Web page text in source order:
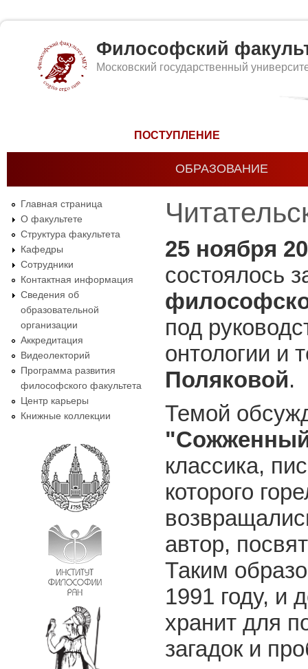
Философский
Московский государственный
ПОСТУПЛЕНИЕ
ОБРАЗОВАНИЕ
Главная страница
О факультете
Структура факультета
Кафедры
Сотрудники
Контактная информация
Сведения об
образовательной
организации
Аккредитация
Видеолекторий
Программа развития
философского факультета
Центр карьеры
Книжные коллекции
25 ноября
состоялось
под
онтологии и
Поляковой.
Темой
классика,
которого
автор,
Таким
1991 году, и
хранит для
загадок и